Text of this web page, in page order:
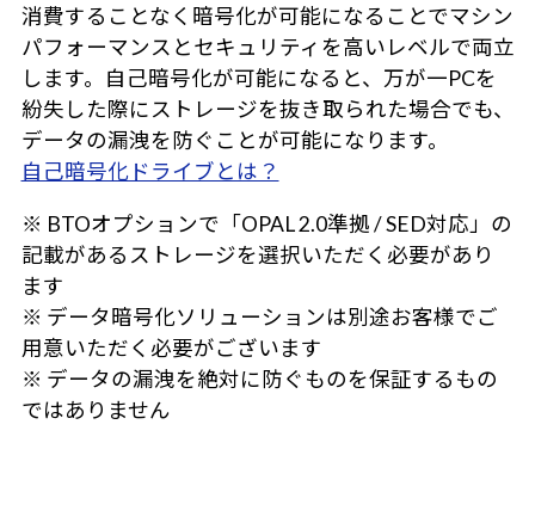
消費することなく暗号化が可能になることでマシン
パフォーマンスとセキュリティを高いレベルで両立
します。自己暗号化が可能になると、万が一PCを
紛失した際にストレージを抜き取られた場合でも、
データの漏洩を防ぐことが可能になります。
自己暗号化ドライブとは？
※ BTOオプションで「OPAL 2.0準拠 / SED対応」の
記載があるストレージを選択いただく必要があり
ます
※ データ暗号化ソリューションは別途お客様でご
用意いただく必要がございます
※ データの漏洩を絶対に防ぐものを保証するもの
ではありません